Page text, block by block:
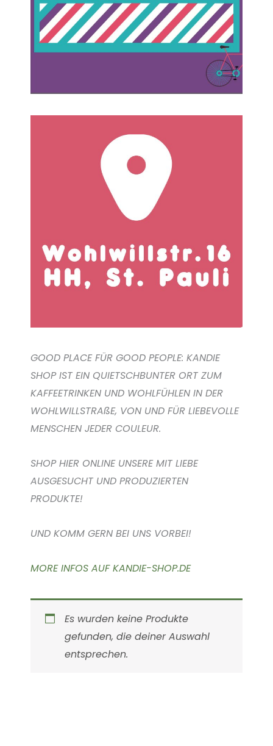
GOOD PLACE FÜR GOOD PEOPLE: KANDIE
SHOP IST EIN QUIETSCHBUNTER ORT ZUM
KAFFEETRINKEN UND WOHLFÜHLEN IN DER
WOHLWILLSTRAßE, VON UND FÜR LIEBEVOLLE
MENSCHEN JEDER COULEUR.
SHOP HIER ONLINE UNSERE MIT LIEBE
AUSGESUCHT UND PRODUZIERTEN
PRODUKTE!
UND KOMM GERN BEI UNS VORBEI!
MORE INFOS AUF KANDIE-SHOP.DE
Es wurden keine Produkte
gefunden, die deiner Auswahl
entsprechen.